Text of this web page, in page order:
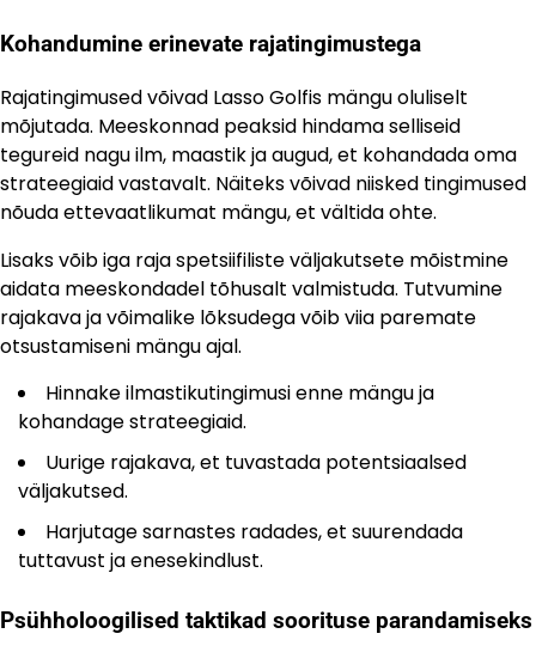
Kohandumine erinevate rajatingimustega
Rajatingimused võivad Lasso Golfis mängu oluliselt
mõjutada. Meeskonnad peaksid hindama selliseid
tegureid nagu ilm, maastik ja augud, et kohandada oma
strateegiaid vastavalt. Näiteks võivad niisked tingimused
nõuda ettevaatlikumat mängu, et vältida ohte.
Lisaks võib iga raja spetsiifiliste väljakutsete mõistmine
aidata meeskondadel tõhusalt valmistuda. Tutvumine
rajakava ja võimalike lõksudega võib viia paremate
otsustamiseni mängu ajal.
Hinnake ilmastikutingimusi enne mängu ja
kohandage strateegiaid.
Uurige rajakava, et tuvastada potentsiaalsed
väljakutsed.
Harjutage sarnastes radades, et suurendada
tuttavust ja enesekindlust.
Psühholoogilised taktikad soorituse parandamiseks